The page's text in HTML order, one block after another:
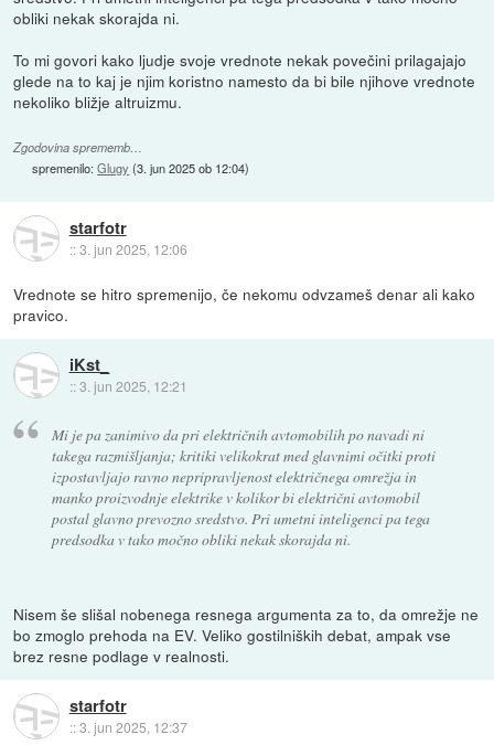
obliki nekak skorajda ni.
To mi govori kako ljudje svoje vrednote nekak povečini prilagajajo
glede na to kaj je njim koristno namesto da bi bile njihove vrednote
nekoliko bližje altruizmu.
Zgodovina sprememb…
spremenilo:Glugy (3. jun 2025 ob 12:04)
starfotr
::3. jun 2025, 12:06
Vrednote se hitro spremenijo, če nekomu odvzameš denar ali kako
pravico.
iKst_
::3. jun 2025, 12:21
Mi je pa zanimivo da pri električnih avtomobilih po navadi ni
takega razmišljanja; kritiki velikokrat med glavnimi očitki proti
izpostavljajo ravno nepripravljenost električnega omrežja in
manko proizvodnje elektrike v kolikor bi električni avtomobil
postal glavno prevozno sredstvo. Pri umetni inteligenci pa tega
predsodka v tako močno obliki nekak skorajda ni.
Nisem še slišal nobenega resnega argumenta za to, da omrežje ne
bo zmoglo prehoda na EV. Veliko gostilniških debat, ampak vse
brez resne podlage v realnosti.
starfotr
::3. jun 2025, 12:37